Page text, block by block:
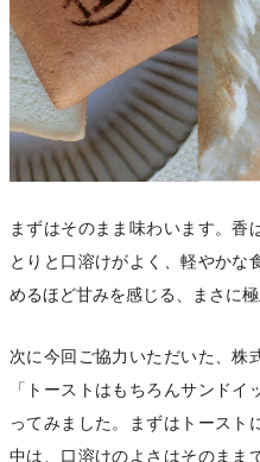
まずはそのまま味わいます。香
とりと口溶けがよく、軽やかな
めるほど甘みを感じる、まさに極
次に今回ご協力いただいた、株
「トーストはもちろんサンド
ってみました。まずはトースト
中は、口溶けのよさはそのまま